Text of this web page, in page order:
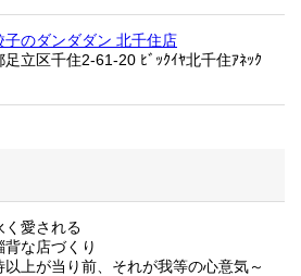
子のダンダダン 北千住店
足立区千住2-61-20 ﾋﾞｯｸｲﾔ北千住ｱﾈｯｸ
く愛される
背な店づくり
以上が当り前、それが我等の心意気～